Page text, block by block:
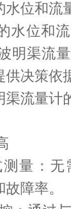
位和流
位和流
明渠流
供决策依
流量计
：无
障率。